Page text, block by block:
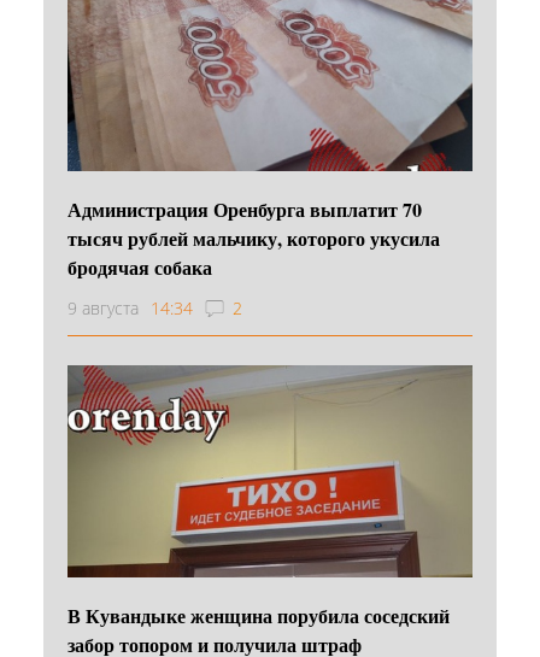
Администрация Оренбурга выплатит 70
тысяч рублей мальчику, которого укусила
бродячая собака
9 августа 14:34 2
В Кувандыке женщина порубила соседский
забор топором и получила штраф